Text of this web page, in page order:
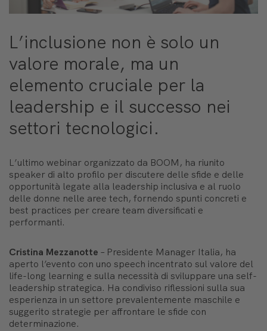
L’inclusione non è solo un
valore morale, ma un
elemento cruciale per la
leadership e il successo nei
settori tecnologici.
L’ultimo webinar organizzato da BOOM, ha riunito
speaker di alto profilo per discutere delle sfide e delle
opportunità legate alla leadership inclusiva e al ruolo
delle donne nelle aree tech, fornendo spunti concreti e
best practices per creare team diversificati e
performanti.
Cristina Mezzanotte – Presidente Manager Italia, ha
aperto l’evento con uno speech incentrato sul valore del
life-long learning e sulla necessità di sviluppare una self-
leadership strategica. Ha condiviso riflessioni sulla sua
esperienza in un settore prevalentemente maschile e
suggerito strategie per affrontare le sfide con
determinazione.